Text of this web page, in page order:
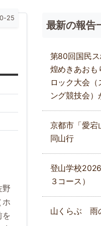
25
野
ホ
を
最新の報告
第80回国民
煌めきあおも
ロック大会（
ング競技会）
京都市「愛宕
同山行
登山学校
３コース）
山くらぶ 雨